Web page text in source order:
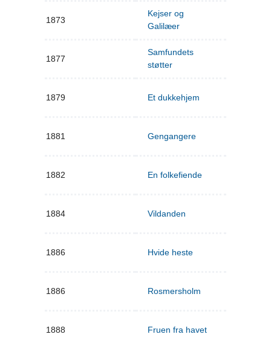
1873
Kejser og
Galilæer
1877
Samfundets
støtter
1879 Et dukkehjem
1881 Gengangere
1882 En folkefiende
1884 Vildanden
1886 Hvide heste
1886 Rosmersholm
1888 Fruen fra havet